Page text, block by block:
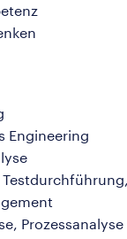
Engineering
Prozessanalyse